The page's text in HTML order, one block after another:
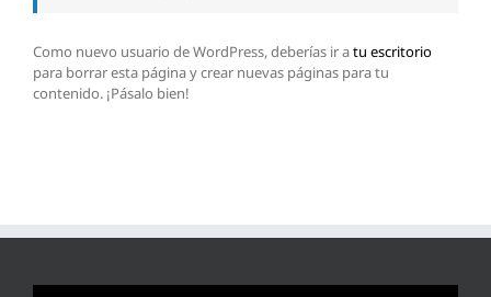
Como nuevo usuario de WordPress, deberías ir atu escritorio
para borrar esta página y crear nuevas páginas para tu
contenido. ¡Pásalo bien!